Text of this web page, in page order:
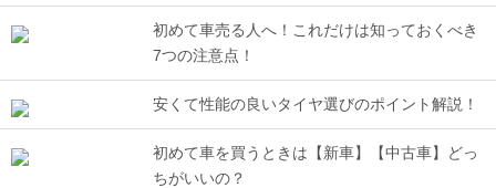
初めて車売る人へ！これだけは知っておくべき
7つの注意点！
安くて性能の良いタイヤ選びのポイント解説！
初めて車を買うときは【新車】【中古車】どっ
ちがいいの？